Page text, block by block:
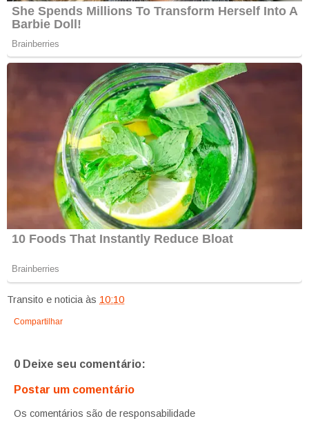
Transito e noticia às 10:10
Compartilhar
0 Deixe seu comentário:
Postar um comentário
Os comentários são de responsabilidade